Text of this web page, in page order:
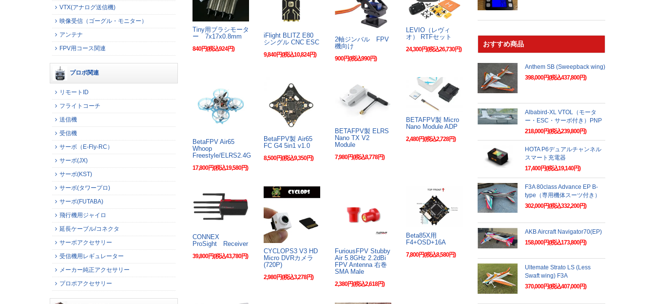
Tiny用ブラシモータ
ー 7x17x0.8mm
840円(税込924円)
iFlight BLITZ E80
シングル CNC ESC
9,840円(税込10,824円)
2軸ジンバル FPV
機向け
900円(税込990円)
LEVIO（レヴィ
オ） RTFセット
24,300円(税込26,730円)
BetaFPV Air65
Whoop
Freestyle/ELRS2.4G
17,800円(税込19,580円)
BetaFPV製 Air65
FC G4 5in1 v1.0
8,500円(税込9,350円)
BETAFPV製 ELRS
Nano TX V2
Module
7,980円(税込8,778円)
BETAFPV製 Micro
Nano Module ADP
2,480円(税込2,728円)
CONNEX
ProSight Receiver
39,800円(税込43,780円)
CYCLOPS3 V3 HD
Micro DVRカメラ
(720P)
2,980円(税込3,278円)
FuriousFPV Stubby
Air 5.8GHz 2.2dBi
FPV Antenna 右巻
SMA Male
2,380円(税込2,618円)
Beta85X用
F4+OSD+16A
7,800円(税込8,580円)
VTX(アナログ送信機)
映像受信（ゴーグル・モニター）
アンテナ
FPV用コース関連
プロポ関連
リモートID
フライトコーチ
送信機
受信機
サーボ（E-Fly-RC）
サーボ(JX)
サーボ(KST)
サーボ(タワープロ)
サーボ(FUTABA)
飛行機用ジャイロ
延長ケーブル/コネクタ
サーボアクセサリー
受信機用レギュレーター
メーカー純正アクセサリー
プロポアクセサリー
おすすめ商品
Anthem SB (Sweepback wing)
398,000円(税込437,800円)
Albabird-XL VTOL（モータ
ー・ESC・サーボ付き）PNP
218,000円(税込239,800円)
HOTA P6デュアルチャンネル
スマート充電器
17,400円(税込19,140円)
F3A 80class Advance EP B-
type（専用機体スーツ付き）
302,000円(税込332,200円)
AKB Aircraft Navigator70(EP)
158,000円(税込173,800円)
Ultemate Strato LS (Less
Swaft wing) F3A
370,000円(税込407,000円)